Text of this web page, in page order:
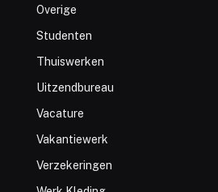
Overige
Studenten
Thuiswerken
Uitzendbureau
Vacature
Vakantiewerk
Verzekeringen